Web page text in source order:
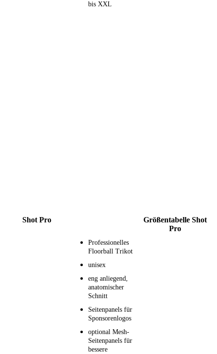
bis XXL
Shot Pro
Größentabelle Shot
Pro
Professionelles
Floorball Trikot
unisex
eng anliegend,
anatomischer
Schnitt
Seitenpanels für
Sponsorenlogos
optional Mesh-
Seitenpanels für
bessere